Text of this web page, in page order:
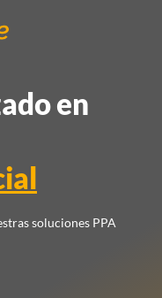
en
soluciones PPA